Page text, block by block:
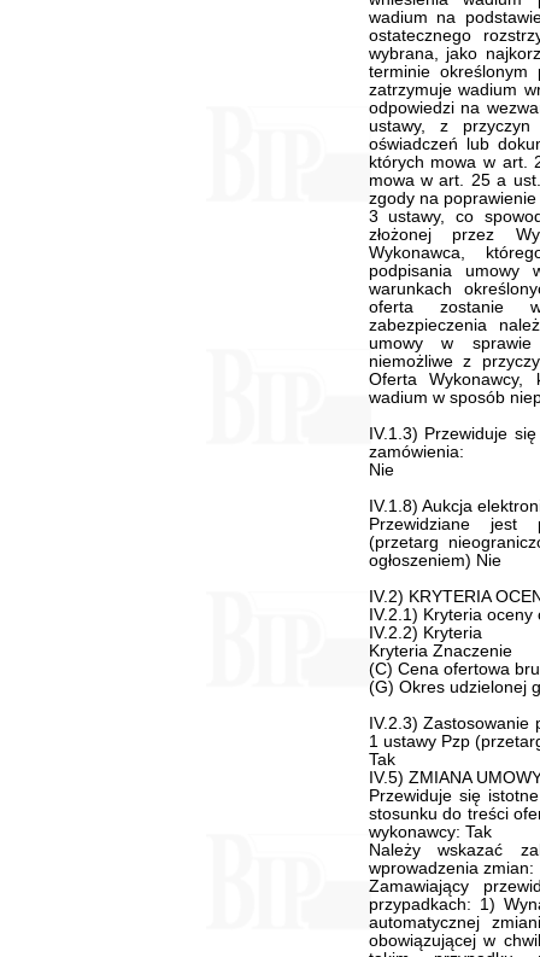
wadium na
ostatecznego
wybrana, jako
terminie określonym
zatrzymuje wadium
odpowiedzi na
ustawy, z
oświadczeń lub
których mowa w art.
mowa w art. 25 a
zgody na
3 ustawy, co
złożonej przez
Wykonawca,
podpisania umowy
warunkach
oferta zostanie
zabezpieczenia
umowy w sprawie
niemożliwe z
Oferta
wadium w sposób
IV.1.3) Przewiduje
zamówienia:
Nie
IV.1.8) Aukcja
Przewidziane jest
(przetarg
ogłoszeniem) Nie
IV.2) KRYTERIA
IV.2.1) Kryteria oceny
IV.2.2) Kryteria
Kryteria Znaczenie
(C) Cena ofertowa
(G) Okres udzielonej
IV.2.3)
1 ustawy Pzp
Tak
IV.5) ZMIANA
Przewiduje się
stosunku do treści
wykonawcy: Tak
Należy wskazać
wprowadzenia zmian:
Zamawiający
przypadkach: 1)
automatycznej
obowiązującej w